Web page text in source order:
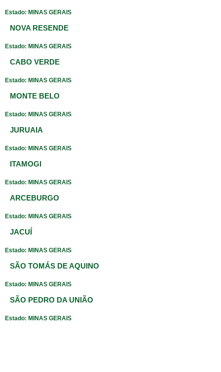
Estado: MINAS GERAIS
NOVA RESENDE
Estado: MINAS GERAIS
CABO VERDE
Estado: MINAS GERAIS
MONTE BELO
Estado: MINAS GERAIS
JURUAIA
Estado: MINAS GERAIS
ITAMOGI
Estado: MINAS GERAIS
ARCEBURGO
Estado: MINAS GERAIS
JACUÍ
Estado: MINAS GERAIS
SÃO TOMÁS DE AQUINO
Estado: MINAS GERAIS
SÃO PEDRO DA UNIÃO
Estado: MINAS GERAIS